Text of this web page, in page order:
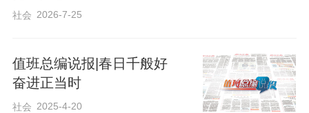
社会 2026-7-25
值班总编说报|春日千般好
奋进正当时
社会 2025-4-20